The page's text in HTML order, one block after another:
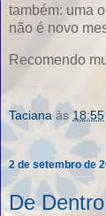
também: uma
não é novo
Recomendo
Taciana às 18:55
2 de setembro de
De